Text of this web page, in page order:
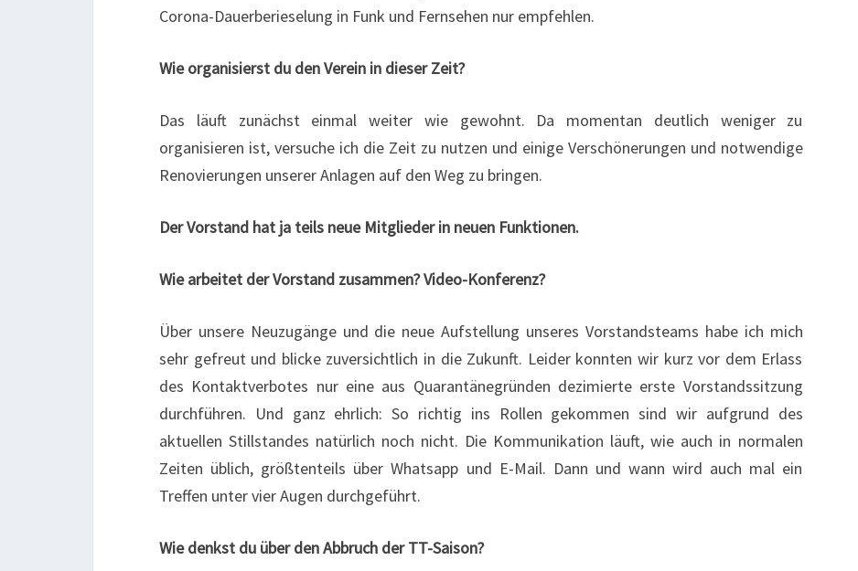
Corona-Dauerberieselung in Funk und Fernsehen nur empfehlen.
Wie organisierst du den Verein in dieser Zeit?
Das läuft zunächst einmal weiter wie gewohnt. Da momentan deutlich weniger zu
organisieren ist, versuche ich die Zeit zu nutzen und einige Verschönerungen und notwendige
Renovierungen unserer Anlagen auf den Weg zu bringen.
Der Vorstand hat ja teils neue Mitglieder in neuen Funktionen.
Wie arbeitet der Vorstand zusammen? Video-Konferenz?
Über unsere Neuzugänge und die neue Aufstellung unseres Vorstandsteams habe ich mich
sehr gefreut und blicke zuversichtlich in die Zukunft. Leider konnten wir kurz vor dem Erlass
des Kontaktverbotes nur eine aus Quarantänegründen dezimierte erste Vorstandssitzung
durchführen. Und ganz ehrlich: So richtig ins Rollen gekommen sind wir aufgrund des
aktuellen Stillstandes natürlich noch nicht. Die Kommunikation läuft, wie auch in normalen
Zeiten üblich, größtenteils über Whatsapp und E-Mail. Dann und wann wird auch mal ein
Treffen unter vier Augen durchgeführt.
Wie denkst du über den Abbruch der TT-Saison?